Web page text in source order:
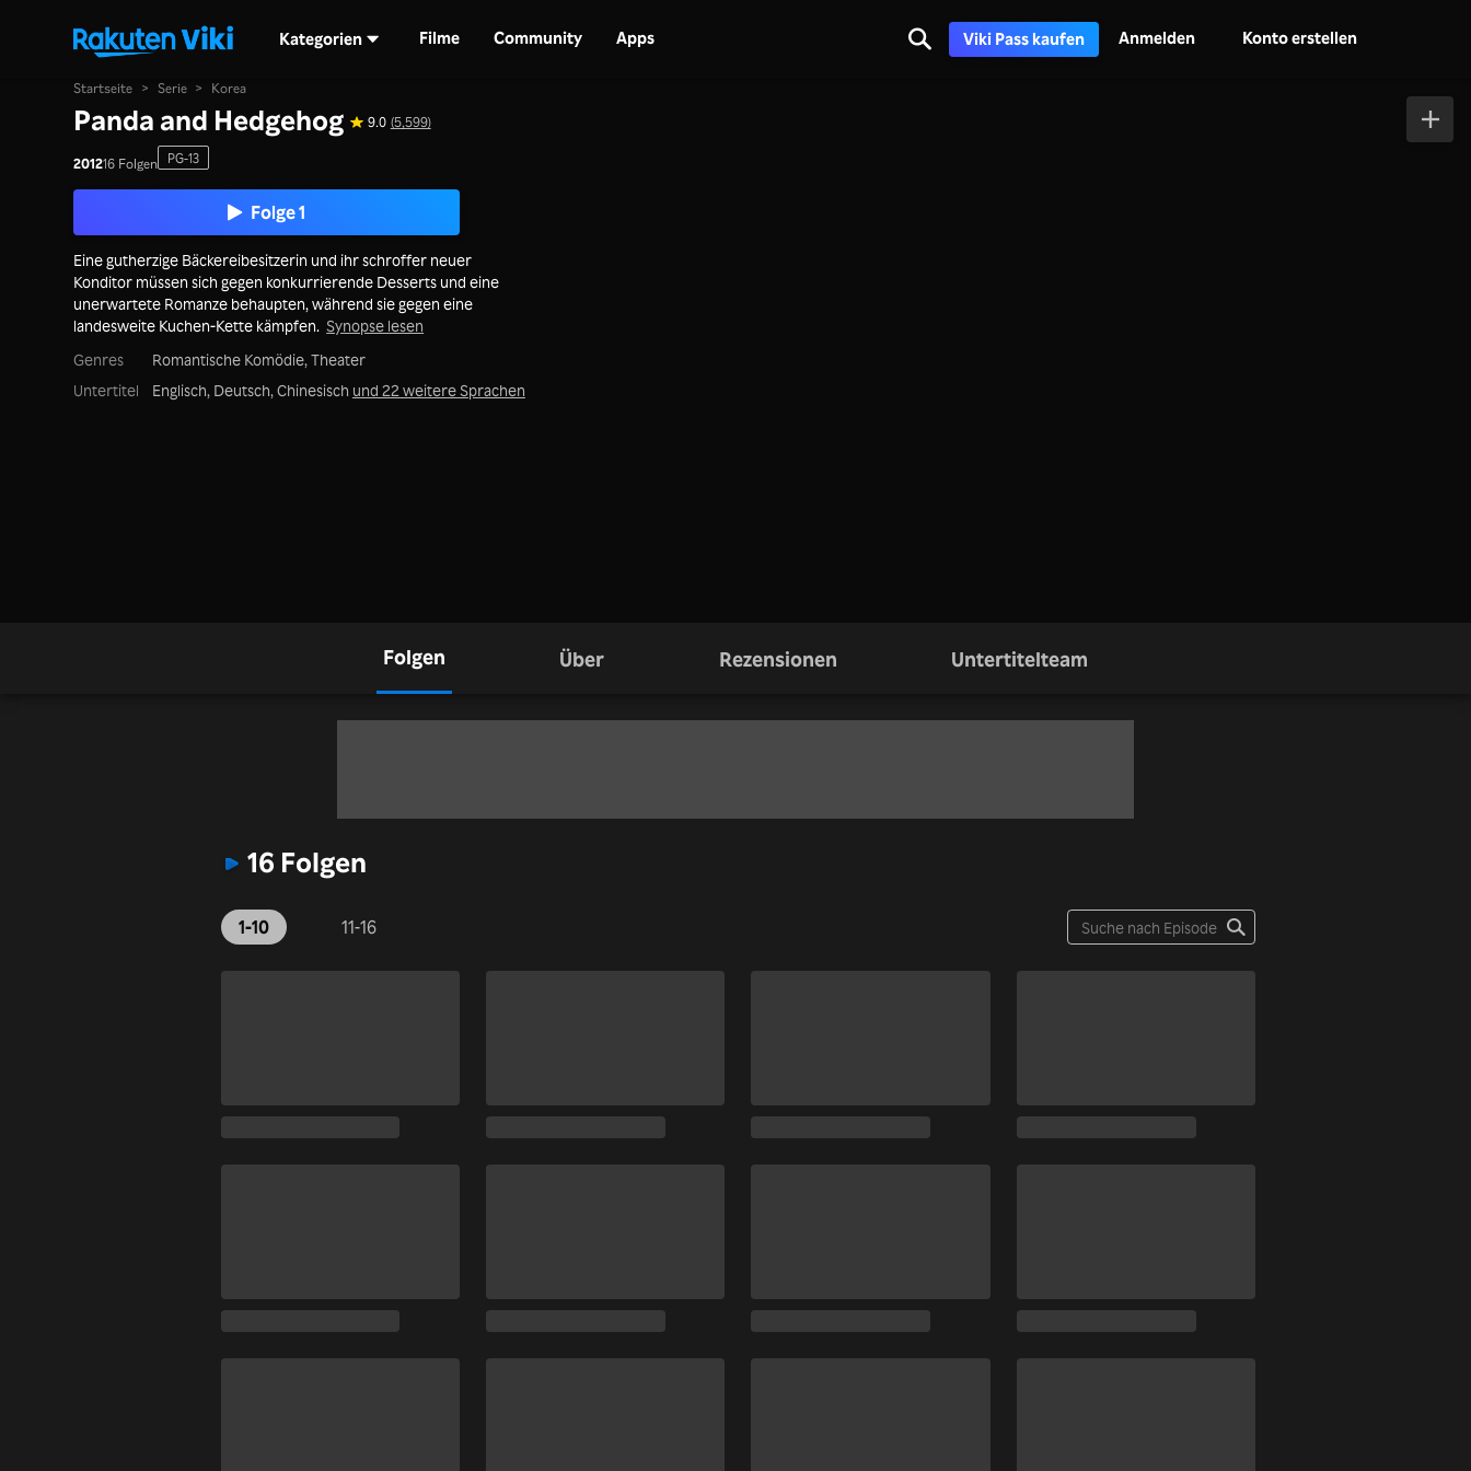
Kategorien Filme Community Apps Viki Pass kaufen Anmelden Konto erstellen
Startseite > Serie > Korea
Panda and Hedgehog 9.0 (5,599)
201216 Folgen PG-13
Folge 1
Eine gutherzige Bäckereibesitzerin und ihr schroffer neuer
Konditor müssen sich gegen konkurrierende Desserts und eine
unerwartete Romanze behaupten, während sie gegen eine
landesweite Kuchen-Kette kämpfen. Synopse lesen
Genres
Romantische Komödie, Theater
Untertitel
Englisch, Deutsch, Chinesisch und 22 weitere Sprachen
Folgen Über Rezensionen Untertitelteam
16 Folgen
1-10 11-16